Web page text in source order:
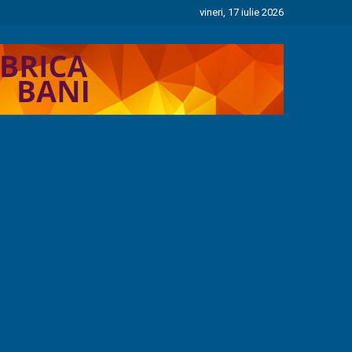
vineri, 17 iulie 2026